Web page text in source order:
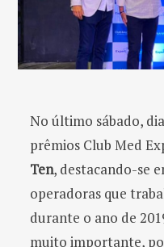
No último sábado,
prêmios Club Med
Ten, destacando-se
operadoras que
durante o ano de
muito importante,